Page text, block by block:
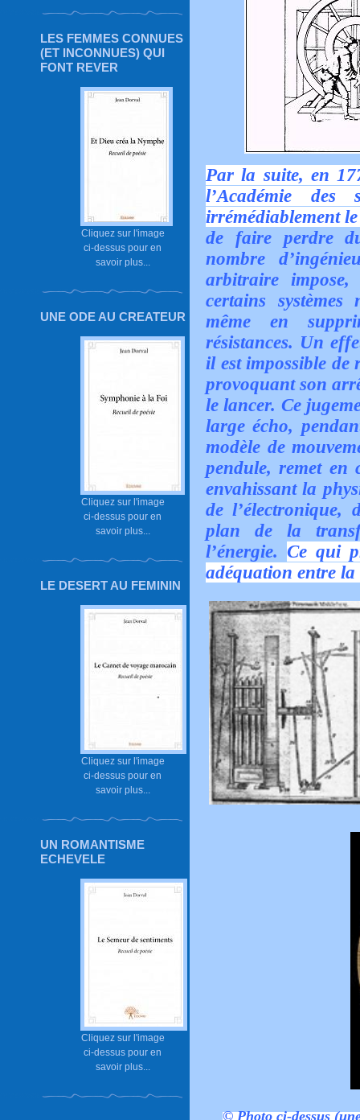
LES FEMMES CONNUES
(ET INCONNUES) QUI
FONT REVER
Cliquez sur l'image
ci-dessus pour en
savoir plus...
UNE ODE AU CREATEUR
Cliquez sur l'image
ci-dessus pour en
savoir plus...
LE DESERT AU FEMININ
Cliquez sur l'image
ci-dessus pour en
savoir plus...
UN ROMANTISME
ECHEVELE
Cliquez sur l'image
ci-dessus pour en
savoir plus...
Par la suite, en
l’Académie des
irrémédiablement
de faire perdre
nombre
arbitraire
certains
même en
résistances. Un
il est impossible de
provoquant son
le lancer. Ce
large écho,
modèle de
pendule, remet en
envahissant la
de l’électronique,
plan de la
l’énergie. Ce qui
adéquation entre la
© Photo ci-dessus